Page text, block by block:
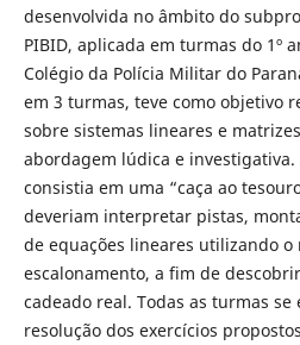
desenvolvida no âmbito do
PIBID, aplicada em turmas do 1º
Colégio da Polícia Militar do
em 3 turmas, teve como objetivo
sobre sistemas lineares e
abordagem lúdica e
consistia em uma “caça ao
deveriam interpretar pistas,
de equações lineares utilizando o
escalonamento, a fim de
cadeado real. Todas as turmas
resolução dos exercícios